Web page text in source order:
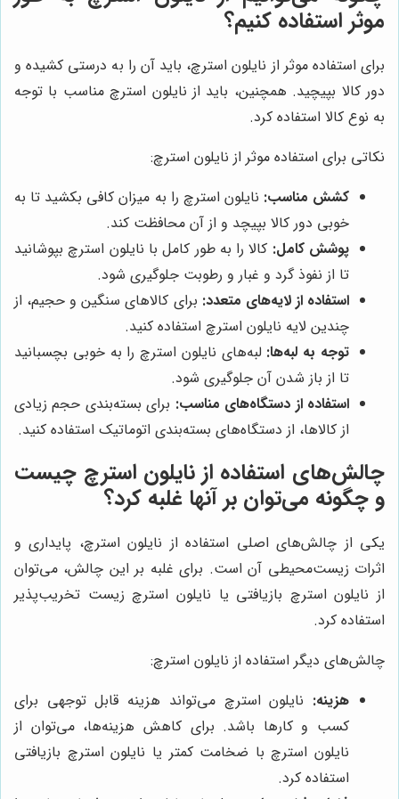
موثر استفاده کنیم؟
برای استفاده موثر از نایلون استرچ، باید آن را به درستی کشیده و
دور کالا بپیچید. همچنین، باید از نایلون استرچ مناسب با توجه
به نوع کالا استفاده کرد.
نکاتی برای استفاده موثر از نایلون استرچ:
کشش مناسب: نایلون استرچ را به میزان کافی بکشید تا به
خوبی دور کالا بپیچد و از آن محافظت کند.
پوشش کامل: کالا را به طور کامل با نایلون استرچ بپوشانید
تا از نفوذ گرد و غبار و رطوبت جلوگیری شود.
استفاده از لایه‌های متعدد: برای کالاهای سنگین و حجیم، از
چندین لایه نایلون استرچ استفاده کنید.
توجه به لبه‌ها: لبه‌های نایلون استرچ را به خوبی بچسبانید
تا از باز شدن آن جلوگیری شود.
استفاده از دستگاه‌های مناسب: برای بسته‌بندی حجم زیادی
از کالاها، از دستگاه‌های بسته‌بندی اتوماتیک استفاده کنید.
چالش‌های استفاده از نایلون استرچ چیست
و چگونه می‌توان بر آنها غلبه کرد؟
یکی از چالش‌های اصلی استفاده از نایلون استرچ، پایداری و
اثرات زیست‌محیطی آن است. برای غلبه بر این چالش، می‌توان
از نایلون استرچ بازیافتی یا نایلون استرچ زیست تخریب‌پذیر
استفاده کرد.
چالش‌های دیگر استفاده از نایلون استرچ:
هزینه: نایلون استرچ می‌تواند هزینه قابل توجهی برای
کسب و کارها باشد. برای کاهش هزینه‌ها، می‌توان از
نایلون استرچ با ضخامت کمتر یا نایلون استرچ بازیافتی
استفاده کرد.